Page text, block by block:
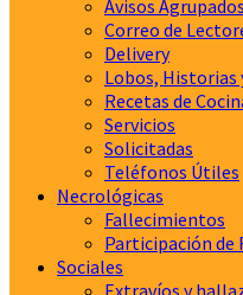
Avisos Agrupados
Correo de
Delivery
Lobos, Historias
Recetas de
Servicios
Solicitadas
Teléfonos Útiles
Necrológicas
Fallecimientos
Participación de
Sociales
Extravíos y